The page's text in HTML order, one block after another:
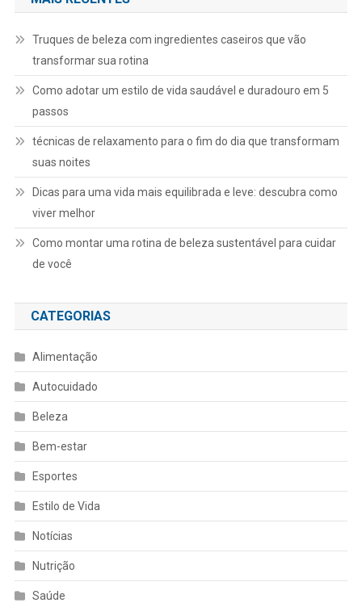
Truques de beleza com ingredientes caseiros que vão
transformar sua rotina
Como adotar um estilo de vida saudável e duradouro em 5
passos
técnicas de relaxamento para o fim do dia que transformam
suas noites
Dicas para uma vida mais equilibrada e leve: descubra como
viver melhor
Como montar uma rotina de beleza sustentável para cuidar
de você
CATEGORIAS
Alimentação
Autocuidado
Beleza
Bem-estar
Esportes
Estilo de Vida
Notícias
Nutrição
Saúde